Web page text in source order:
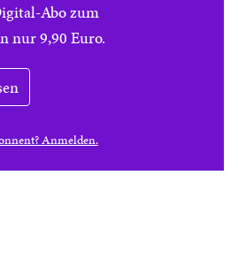
Abo zum
nur 9,90 Euro.
Anmelden.